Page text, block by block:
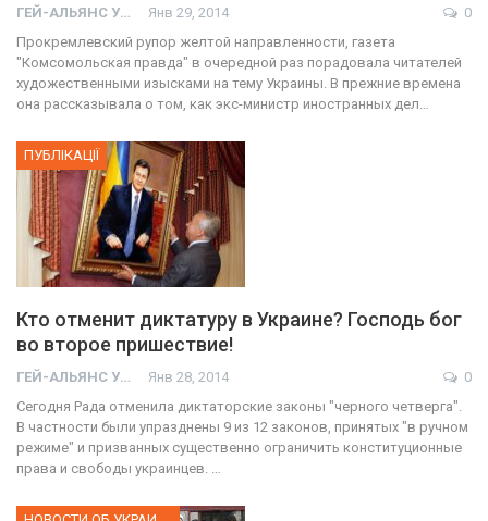
ГЕЙ-АЛЬЯНС УКРАИНА Янв 29, 2014
0
Прокремлевский рупор желтой направленности, газета
"Комсомольская правда" в очередной раз порадовала читателей
художественными изысками на тему Украины. В прежние времена
она рассказывала о том, как экс-министр иностранных дел…
ПУБЛІКАЦІЇ
Кто отменит диктатуру в Украине? Господь бог
во второе пришествие!
ГЕЙ-АЛЬЯНС УКРАИНА Янв 28, 2014
0
Сегодня Рада отменила диктаторские законы "черного четверга".
В частности были упразднены 9 из 12 законов, принятых "в ручном
режиме" и призванных существенно ограничить конституционные
права и свободы украинцев. …